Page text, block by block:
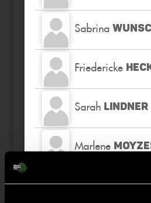
Sabrina
Friedericke
Sarah LINDNER
Marlene
Linda